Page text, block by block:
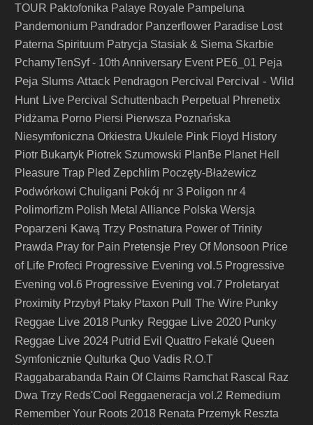
TOUR Paktofonika Palaye Royale Pampeluna
Pandemonium Pandrador Panzerflower Paradise Lost
Paterna Spirituum Patrycja Stasiak & Siema Skarbie
PchamyTenSyf - 10th Anniversary Event PE6_01 Peja
Peja Slums Attack Pendragon Percival Percival - Wild
Hunt Live Percival Schuttenbach Perpetual
Phrenetix
Pidżama Porno Piersi Pierwsza Poznańska
Niesymfoniczna Orkiestra Ukulele Pink Floyd History
Piotr Bukartyk Piotrek Szumowski PlanBe Planet Hell
Pleasure Trap Pled Zepchlim Poczęty-Błażewicz
Podwórkowi Chuligani Pokój nr 3 Poligon nr 4
Polimorfizm Polish Metal Alliance Polska Wersja
Poparzeni Kawą Trzy Postnatura Power of Trinity
Prawda Pray for Pain Pretensje Prey Of Monsoon Price
of Life Profeci Progressive Evening vol.5 Progressive
Evening vol.6 Progressive Evening vol.7 Proletaryat
Proximity Przybył Ptaky Ptaxon Pull The Wire Punky
Reggae Live 2018 Punky Reggae Live 2020 Punky
Reggae Live 2024 Putrid Evil Quattro Fekalé Queen
Symfonicznie Qulturka Quo Vadis R.O.T
Raggabarabanda Rain Of Claims Ramchat Rascal
Raz
Dwa Trzy Reds'Cool Reggaeneracja vol.2 Remedium
Remember Your Roots 2018 Renata Przemyk Reszta